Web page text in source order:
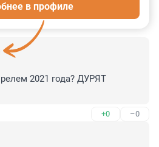
в профиле
2021 года? ДУРЯТ
+0 –0